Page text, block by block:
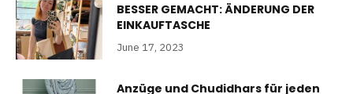
BESSER GEMACHT: ÄNDERUNG DER
EINKAUFTASCHE
June 17, 2023
Anzüge und Chudidhars für jeden